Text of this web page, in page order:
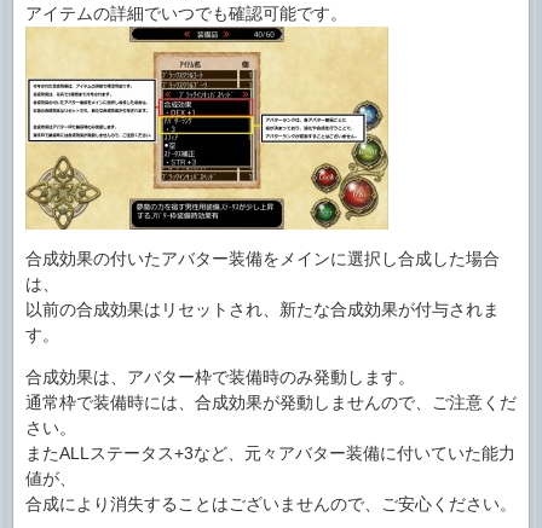
アイテムの詳細でいつでも確認可能です。
合成効果の付いたアバター装備をメインに選択し合成した場合
は、
以前の合成効果はリセットされ、新たな合成効果が付与されま
す。
合成効果は、アバター枠で装備時のみ発動します。
通常枠で装備時には、合成効果が発動しませんので、ご注意くだ
さい。
またALLステータス+3など、元々アバター装備に付いていた能力
値が、
合成により消失することはございませんので、ご安心ください。